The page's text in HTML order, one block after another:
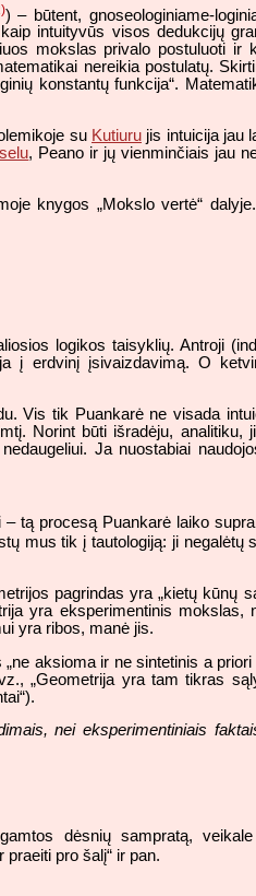
) – būtent, gnoseologiniame-
intuityvūs visos dedukcijų
mokslas privalo postuluoti ir
nereikia postulatų.
konstantų funkcija“.
su Kutiuru jis intuicija jau
, Peano ir jų vienminčiais jau
knygos „Mokslo vertė“
logikos taisyklių. Antroji
į erdvinį įsivaizdavimą. O
Vis tik Puankarė ne visada
Norint būti išradėju, analitiku,
Ja nuostabiai
tą procesą Puankarė laiko
mus tik į tautologiją: ji negalėtų
pagrindas yra „kietų kūnų
yra eksperimentinis mokslas,
yra ribos, manė jis.
„ne aksioma ir ne sintetinis a
„Geometrija yra tam tikras
nei eksperimentiniais
dėsnių sampratą,
pro šalį“ ir pan.